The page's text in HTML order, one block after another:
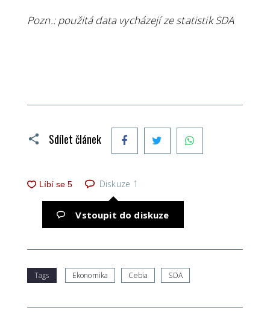
Pozn.: použitá data vycházejí ze statistik SDA
Sdílet článek FacebookTwitter
Diskuze 1
Vstoupit do diskuze
Tags Ekonomika Cebia SDA